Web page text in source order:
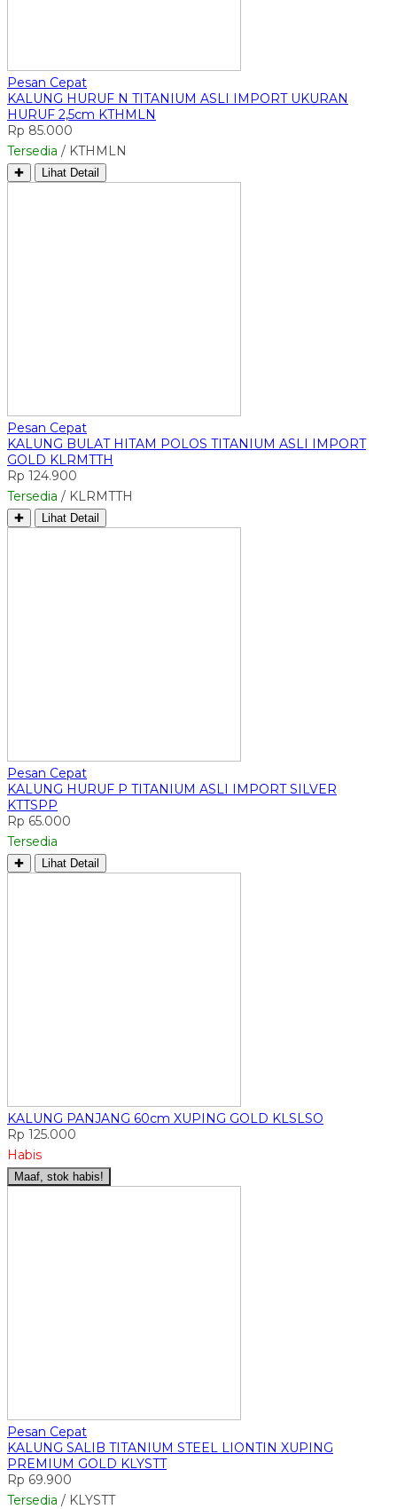
Pesan Cepat
KALUNG HURUF N TITANIUM ASLI IMPORT UKURAN
HURUF 2,5cm KTHMLN
Rp 85.000
Tersedia / KTHMLN
✚ Lihat Detail
Pesan Cepat
KALUNG BULAT HITAM POLOS TITANIUM ASLI IMPORT
GOLD KLRMTTH
Rp 124.900
Tersedia / KLRMTTH
✚ Lihat Detail
Pesan Cepat
KALUNG HURUF P TITANIUM ASLI IMPORT SILVER
KTTSPP
Rp 65.000
Tersedia
✚ Lihat Detail
KALUNG PANJANG 60cm XUPING GOLD KLSLSO
Rp 125.000
Habis
Maaf, stok habis!
Pesan Cepat
KALUNG SALIB TITANIUM STEEL LIONTIN XUPING
PREMIUM GOLD KLYSTT
Rp 69.900
Tersedia / KLYSTT